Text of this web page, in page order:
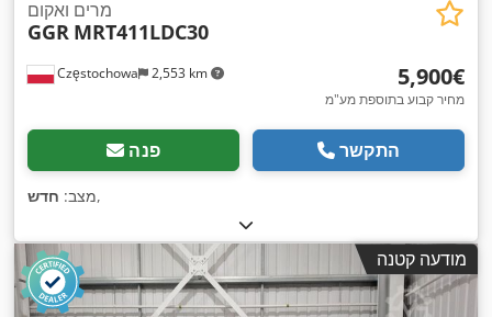
Częstochowa 2,553 km
מרים ואקום
GGR MRT411LDC30
‏5,900 ‏€
מחיר קבוע בתוספת מע"מ
פנה התקשר
מצב: חדש ,
מודעה קטנה